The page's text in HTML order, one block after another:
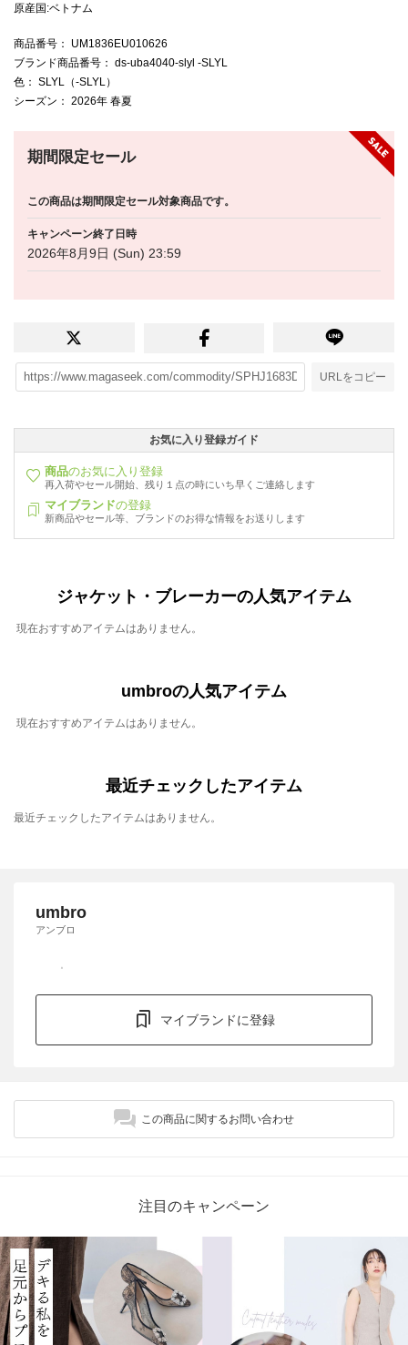
原産国:ベトナム
商品番号 ： UM1836EU010626
ブランド商品番号 ： ds-uba4040-slyl -SLYL
色 ： SLYL（-SLYL）
シーズン ： 2026年 春夏
期間限定セール
この商品は期間限定セール対象商品です。
キャンペーン終了日時
2026年8月9日 (Sun) 23:59
URLをコピー
お気に入り登録ガイド
商品のお気に入り登録
再入荷やセール開始、残り１点の時にいち早くご連絡します
マイブランドの登録
新商品やセール等、ブランドのお得な情報をお送りします
ジャケット・ブレーカーの人気アイテム
現在おすすめアイテムはありません。
umbroの人気アイテム
現在おすすめアイテムはありません。
最近チェックしたアイテム
最近チェックしたアイテムはありません。
umbro
アンブロ
マイブランドに登録
この商品に関するお問い合わせ
注目のキャンペーン